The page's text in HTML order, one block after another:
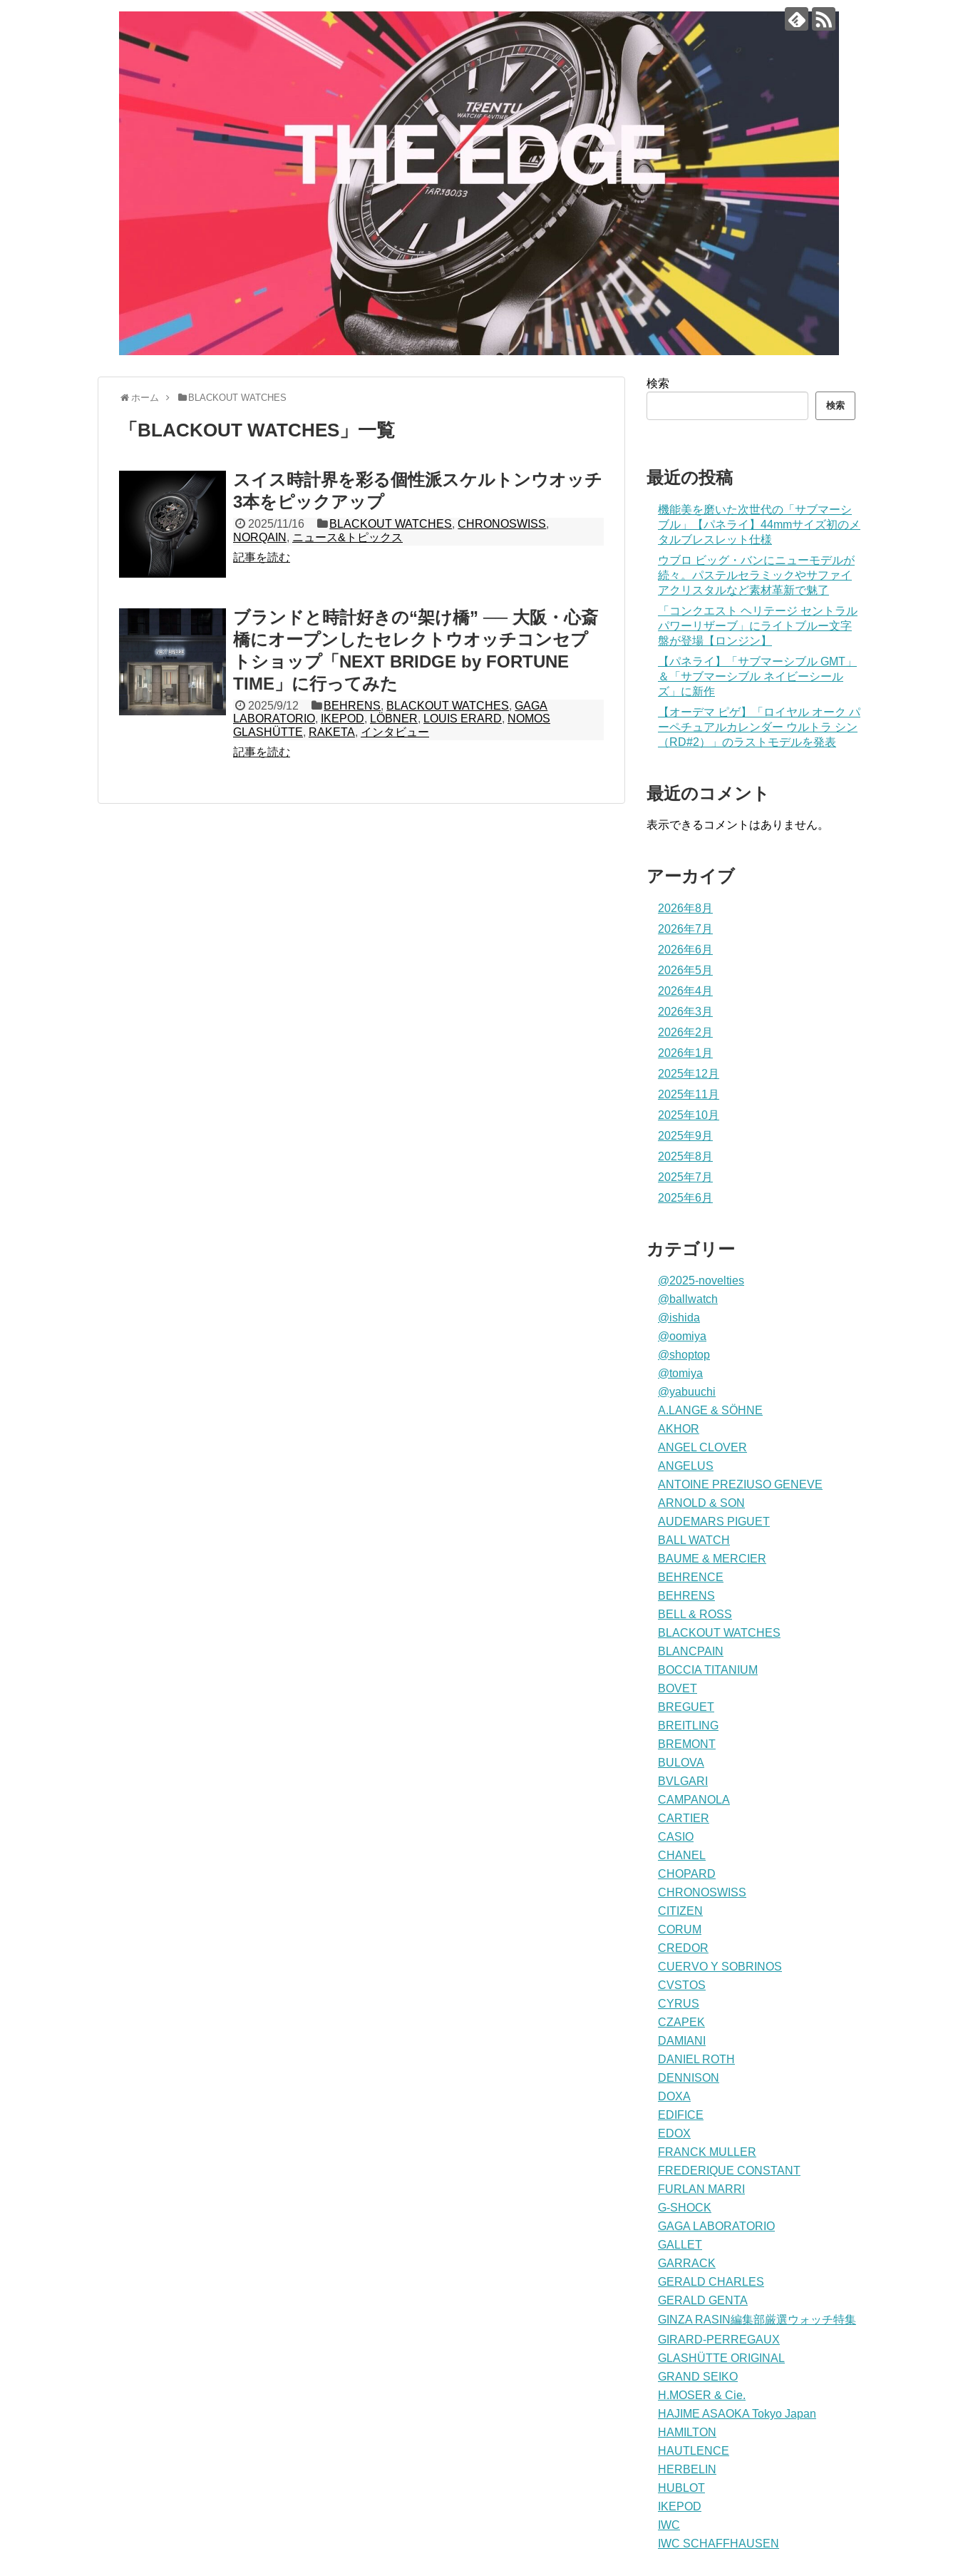
ホーム BLACKOUT WATCHES
「 BLACKOUT WATCHES 」 一覧
スイス時計界を彩る個性派スケルトンウオッチ
3本をピックアップ
2025/11/16 BLACKOUT WATCHES,CHRONOSWISS,
NORQAIN , ニュース&トピックス
記事を読む
ブランドと時計好きの“架け橋” ── 大阪・心斎
橋にオープンしたセレクトウオッチコンセプ
トショップ「NEXT BRIDGE by FORTUNE
TIME」に行ってみた
2025/9/12 BEHRENS, BLACKOUT WATCHES,GAGA
LABORATORIO, IKEPOD, LÖBNER, LOUIS ERARD, NOMOS
GLASHÜTTE, RAKETA, インタビュー
記事を読む
検索
検索
最近の投稿
機能美を磨いた次世代の「サブマーシ
ブル」【パネライ】44mmサイズ初のメ
タルブレスレット仕様
ウブロ ビッグ・バンにニューモデルが
続々。パステルセラミックやサファイ
アクリスタルなど素材革新で魅了
「コンクエスト ヘリテージ セントラル
パワーリザーブ」にライトブルー文字
盤が登場【ロンジン】
【パネライ】「サブマーシブル GMT」
＆「サブマーシブル ネイビーシール
ズ」に新作
【オーデマ ピゲ】「ロイヤル オーク パ
ーペチュアルカレンダー ウルトラ シン
（RD#2）」のラストモデルを発表
最近のコメント
表示できるコメントはありません。
アーカイブ
2026年8月
2026年7月
2026年6月
2026年5月
2026年4月
2026年3月
2026年2月
2026年1月
2025年12月
2025年11月
2025年10月
2025年9月
2025年8月
2025年7月
2025年6月
カテゴリー
@2025-novelties
@ballwatch
@ishida
@oomiya
@shoptop
@tomiya
@yabuuchi
A.LANGE & SÖHNE
AKHOR
ANGEL CLOVER
ANGELUS
ANTOINE PREZIUSO GENEVE
ARNOLD & SON
AUDEMARS PIGUET
BALL WATCH
BAUME & MERCIER
BEHRENCE
BEHRENS
BELL & ROSS
BLACKOUT WATCHES
BLANCPAIN
BOCCIA TITANIUM
BOVET
BREGUET
BREITLING
BREMONT
BULOVA
BVLGARI
CAMPANOLA
CARTIER
CASIO
CHANEL
CHOPARD
CHRONOSWISS
CITIZEN
CORUM
CREDOR
CUERVO Y SOBRINOS
CVSTOS
CYRUS
CZAPEK
DAMIANI
DANIEL ROTH
DENNISON
DOXA
EDIFICE
EDOX
FRANCK MULLER
FREDERIQUE CONSTANT
FURLAN MARRI
G-SHOCK
GAGA LABORATORIO
GALLET
GARRACK
GERALD CHARLES
GERALD GENTA
GINZA RASIN編集部厳選ウォッチ特集
GIRARD-PERREGAUX
GLASHÜTTE ORIGINAL
GRAND SEIKO
H.MOSER & Cie.
HAJIME ASAOKA Tokyo Japan
HAMILTON
HAUTLENCE
HERBELIN
HUBLOT
IKEPOD
IWC
IWC SCHAFFHAUSEN